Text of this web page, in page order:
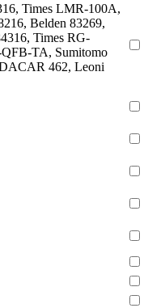
Times LMR-100A,
Belden 83269,
Times RG-
TA, Sumitomo
462, Leoni